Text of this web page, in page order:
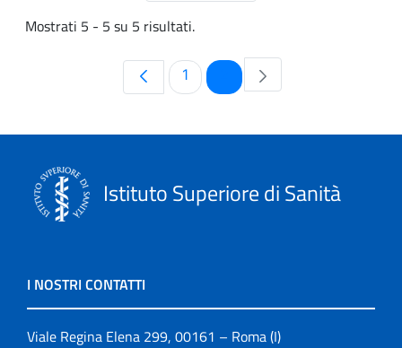
Mostrati 5 - 5 su 5 risultati.
Pagina
1 Pagina
Istituto Superiore di Sanità
I NOSTRI CONTATTI
Viale Regina Elena 299, 00161 – Roma (I)